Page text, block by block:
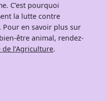
C’est pourquoi
la lutte contre
Pour en savoir plus sur
être animal, rendez-
l’Agriculture.